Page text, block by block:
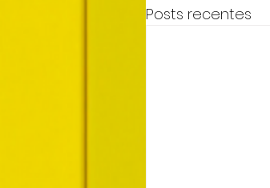
Posts recentes